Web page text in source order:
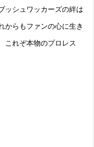
ッシュワッカーズの絆は
からもファンの心に生き
これぞ本物のプロレス